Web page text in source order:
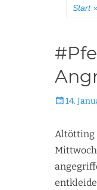
Start
14.
Altötting